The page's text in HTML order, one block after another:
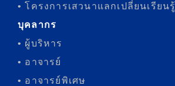
• โครงการเสวนาแลกเปลี่ยนเรียนรู้
บุคลากร
• ผู้บริหาร
• อาจารย์
• อาจารย์พิเศษ